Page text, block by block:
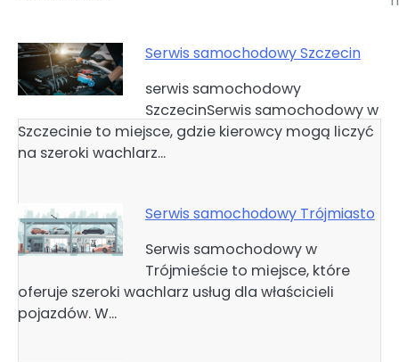
Serwis samochodowy Szczecin
serwis samochodowy
SzczecinSerwis samochodowy w
Szczecinie to miejsce, gdzie kierowcy mogą liczyć
na szeroki wachlarz…
Serwis samochodowy Trójmiasto
Serwis samochodowy w
Trójmieście to miejsce, które
oferuje szeroki wachlarz usług dla właścicieli
pojazdów. W…